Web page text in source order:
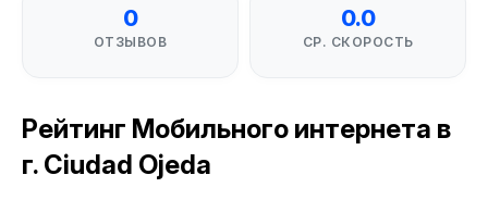
0
ОТЗЫВОВ
0.0
СР. СКОРОСТЬ
Рейтинг Мобильного интернета в
г. Ciudad Ojeda